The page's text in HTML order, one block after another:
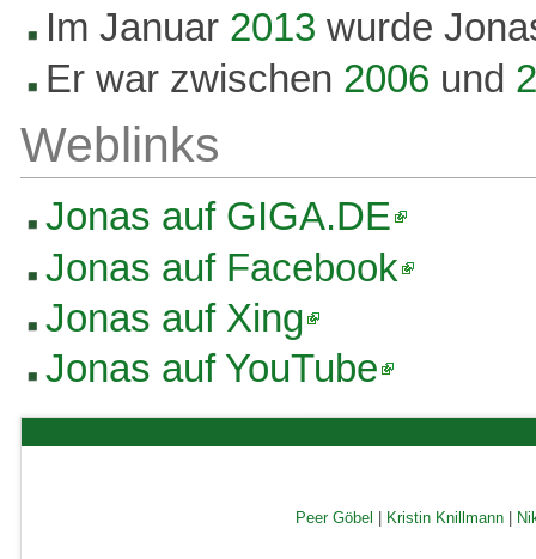
Im Januar 2013 wurde
Er war zwischen 2006 und
Weblinks
Jonas auf GIGA.DE
Jonas auf Facebook
Jonas auf Xing
Jonas auf YouTube
Peer Göbel Kristin Knillmann